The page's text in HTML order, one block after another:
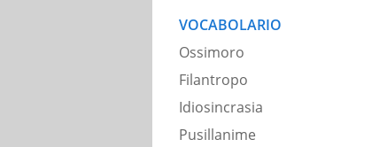
VOCABOLARIO
Ossimoro
Filantropo
Idiosincrasia
Pusillanime